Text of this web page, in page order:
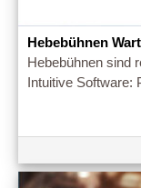
Hebebühnen
Hebebühnen sind
Intuitive